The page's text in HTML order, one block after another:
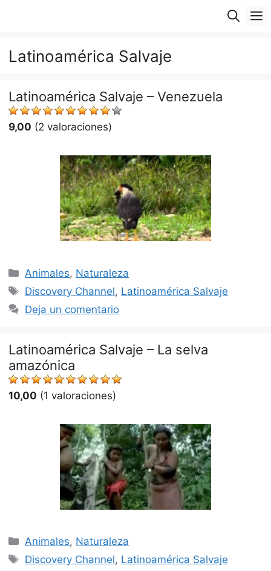
Latinoamérica Salvaje
Latinoamérica Salvaje – Venezuela
9,00 (2 valoraciones)
Categorías
Animales, Naturaleza
Etiquetas
Discovery Channel, Latinoamérica Salvaje
Deja un comentario
Latinoamérica Salvaje – La selva
amazónica
10,00 (1 valoraciones)
Categorías
Animales, Naturaleza
Etiquetas
Discovery Channel, Latinoamérica Salvaje